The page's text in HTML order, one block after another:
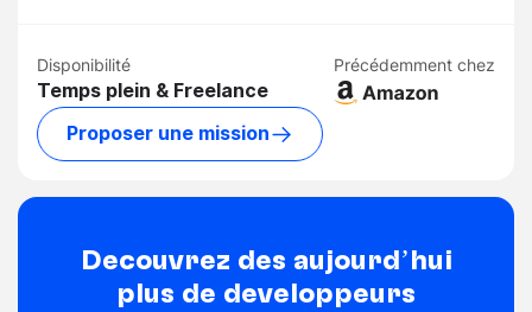
Disponibilité
Temps plein & Freelance
Précédemment chez
Proposer une mission
Découvrez dès aujourd’hui
plus de développeurs